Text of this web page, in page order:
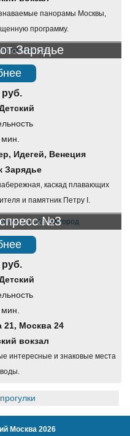
панорамы Москвы,
программу.
по Москве
Зарядье
руб.
мин.
Идегей, Венеция
Зарядье
каскад плавающих
и памятник Петру I.
по Москве№3
руб.
мин.
21, Москва 24
вокзал
интересные и знаковые места
Москва2026